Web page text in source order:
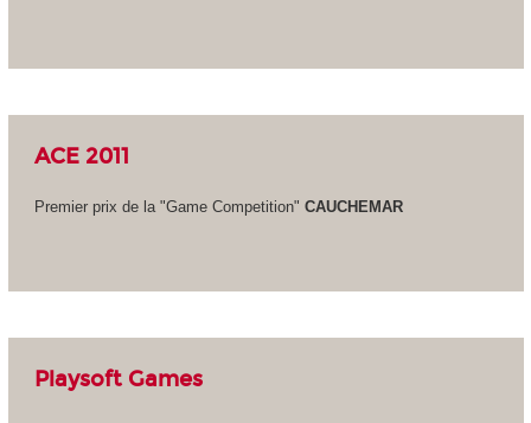
ACE 2011
Premier prix de la "Game Competition" CAUCHEMAR
Playsoft Games